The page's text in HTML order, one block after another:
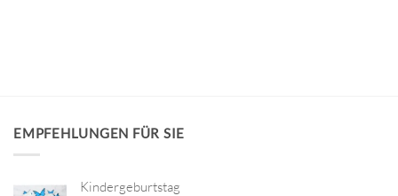
EMPFEHLUNGEN FÜR SIE
Kindergeburtstag